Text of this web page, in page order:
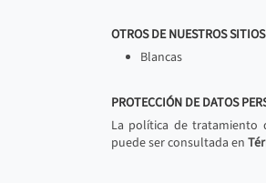
OTROS DE NUESTROS SITIOS
Blancas
PROTECCIÓN DE DATOS
La política de tratamiento
puede ser consultada en